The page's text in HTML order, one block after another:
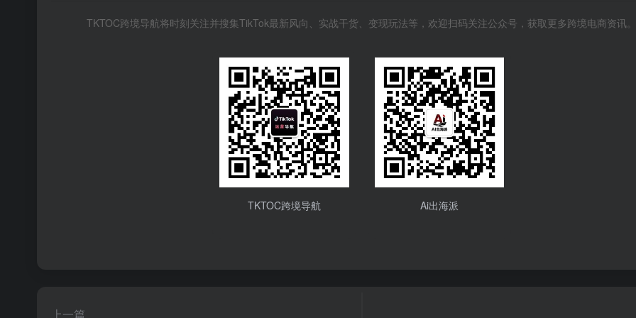
TKTOC跨境导航将时刻关注并搜集TikTok最新风向、实战干货、变现玩法等，欢迎扫码关注公众号，获取更多跨境电商资讯。
TKTOC跨境导航 Ai出海派
上一篇